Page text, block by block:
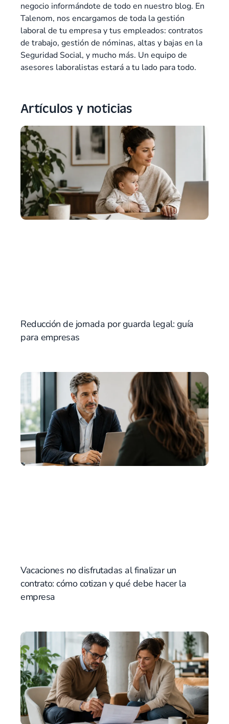
negocio informándote de todo en nuestro blog. En
Talenom, nos encargamos de toda la gestión
laboral de tu empresa y tus empleados: contratos
de trabajo, gestión de nóminas, altas y bajas en la
Seguridad Social, y mucho más. Un equipo de
asesores laboralistas estará a tu lado para todo.
Artículos y noticias
Reducción de jornada por guarda legal: guía
para empresas
Vacaciones no disfrutadas al finalizar un
contrato: cómo cotizan y qué debe hacer la
empresa